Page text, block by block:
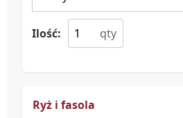
Ilość:
Ryż i fasola